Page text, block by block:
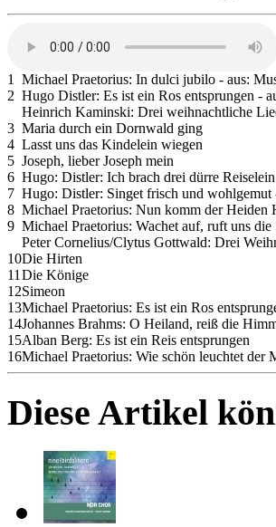
1
Michael Praetorius: In dulci jubilo - aus:
2 Hugo Distler: Es ist ein Ros entsprungen -
Heinrich Kaminski: Drei weihnachtliche
3 Maria durch ein Dornwald ging
4 Lasst uns das Kindelein wiegen
5 Joseph, lieber Joseph mein
6 Hugo: Distler: Ich brach drei dürre
7 Hugo: Distler: Singet frisch und
8 Michael Praetorius: Nun komm der Heiden
9 Michael Praetorius: Wachet auf, ruft uns
Peter Cornelius/Clytus Gottwald: Drei
10Die Hirten
11 Die Könige
12Simeon
13Michael Praetorius: Es ist ein Ros
14Johannes Brahms: O Heiland, reiß die
15Alban Berg: Es ist ein Reis entsprungen
16Michael Praetorius: Wie schön leuchtet der
Diese Artikel